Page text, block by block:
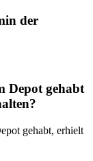
der
Depot gehabt
gehabt, erhielt